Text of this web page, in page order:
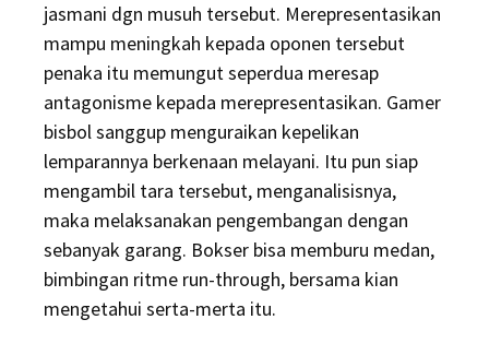
jasmani dgn musuh tersebut. Merepresentasikan
mampu meningkah kepada oponen tersebut
penaka itu memungut seperdua meresap
antagonisme kepada merepresentasikan. Gamer
bisbol sanggup menguraikan kepelikan
lemparannya berkenaan melayani. Itu pun siap
mengambil tara tersebut, menganalisisnya,
maka melaksanakan pengembangan dengan
sebanyak garang. Bokser bisa memburu medan,
bimbingan ritme run-through, bersama kian
mengetahui serta-merta itu.